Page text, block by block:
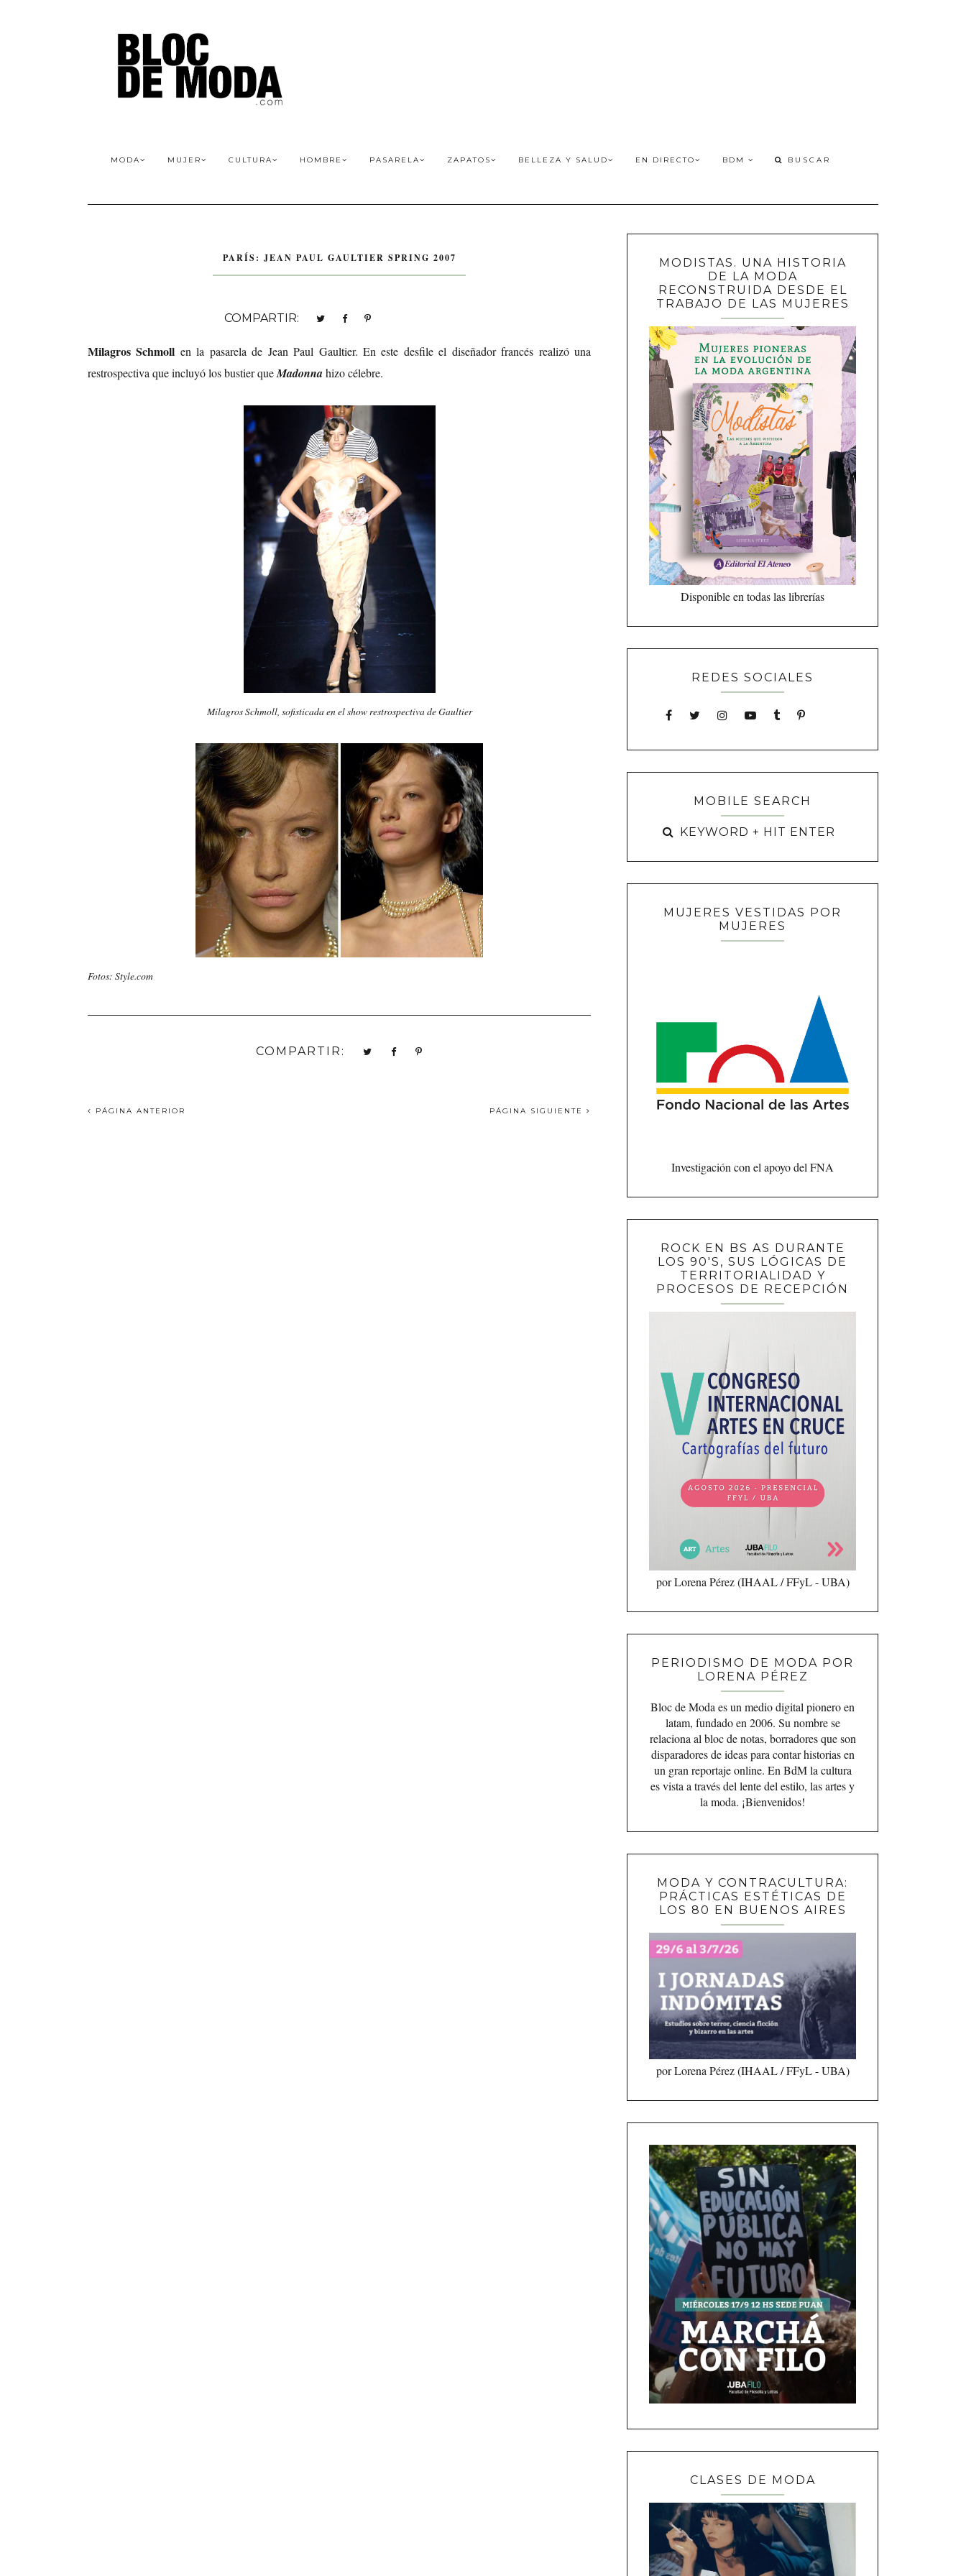
MODA MUJER CULTURA HOMBRE PASARELA ZAPATOS BELLEZA Y SALUD EN DIRECTO BDM
PARÍS: JEAN PAUL GAULTIER SPRING 2007
COMPARTIR:
Milagros Schmoll en la pasarela de Jean Paul Gaultier. En este desfile el diseñador francés realizó una
restrospectiva que incluyó los bustier queMadonnahizo célebre.
Milagros Schmoll, sofisticada en el show restrospectiva de Gaultier
Fotos: Style.com
COMPARTIR:
PÁGINA ANTERIOR PÁGINA SIGUIENTE
MODISTAS. UNA HISTORIA
DE LA MODA
RECONSTRUIDA DESDE EL
TRABAJO DE LAS MUJERES
Disponible en todas las librerías
REDES SOCIALES
MOBILE SEARCH
MUJERES VESTIDAS POR
MUJERES
Investigación con el apoyo del FNA
ROCK EN BS AS DURANTE
LOS 90'S, SUS LÓGICAS DE
TERRITORIALIDAD Y
PROCESOS DE RECEPCIÓN
por Lorena Pérez (IHAAL / FFyL - UBA)
PERIODISMO DE MODA POR
LORENA PÉREZ
Bloc de Moda es un medio digital pionero en
latam, fundado en 2006. Su nombre se
relaciona al bloc de notas, borradores que son
disparadores de ideas para contar historias en
un gran reportaje online. En BdM la cultura
es vista a través del lente del estilo, las artes y
la moda. ¡Bienvenidos!
MODA Y CONTRACULTURA:
PRÁCTICAS ESTÉTICAS DE
LOS 80 EN BUENOS AIRES
por Lorena Pérez (IHAAL / FFyL - UBA)
CLASES DE MODA